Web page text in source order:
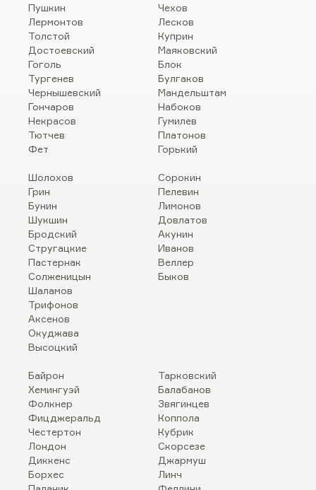
Пушкин
Лермонтов
Толстой
Достоевский
Гоголь
Тургенев
Чернышевский
Гончаров
Некрасов
Тютчев
Фет
Чехов
Лесков
Куприн
Маяковский
Блок
Булгаков
Мандельштам
Набоков
Гумилев
Платонов
Горький
Шолохов
Грин
Бунин
Шукшин
Бродский
Стругацкие
Пастернак
Солженицын
Шаламов
Трифонов
Аксенов
Окуджава
Высоцкий
Сорокин
Пелевин
Лимонов
Довлатов
Акунин
Иванов
Веллер
Быков
Байрон
Хемингуэй
Фолкнер
Фицджеральд
Честертон
Лондон
Диккенс
Борхес
Тарковский
Балабанов
Звягинцев
Коппола
Кубрик
Скорсезе
Джармуш
Линч